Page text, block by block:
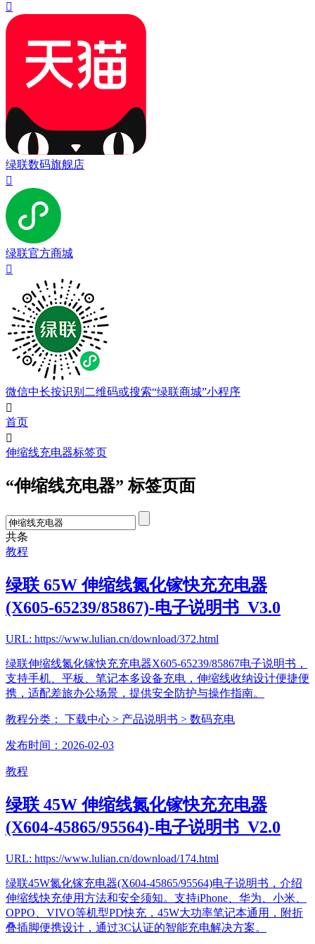

绿联数码旗舰店

绿联官方商城

微信中长按识别二维码或搜索“绿联商城”小程序

首页

伸缩线充电器标签页
“伸缩线充电器” 标签页面
共条
教程
绿联 65W 伸缩线氮化镓快充充电器
(X605-65239/85867)-电子说明书_V3.0
URL: https://www.lulian.cn/download/372.html
绿联伸缩线氮化镓快充充电器X605-65239/85867电子说明书，
支持手机、平板、笔记本多设备充电，伸缩线收纳设计便捷便
携，适配差旅办公场景，提供安全防护与操作指南。
教程分类： 下载中心 > 产品说明书 > 数码充电
发布时间：2026-02-03
教程
绿联 45W 伸缩线氮化镓快充充电器
(X604-45865/95564)-电子说明书_V2.0
URL: https://www.lulian.cn/download/174.html
绿联45W氮化镓充电器(X604-45865/95564)电子说明书，介绍
伸缩线快充使用方法和安全须知。支持iPhone、华为、小米、
OPPO、VIVO等机型PD快充，45W大功率笔记本通用，附折
叠插脚便携设计，通过3C认证的智能充电解决方案。